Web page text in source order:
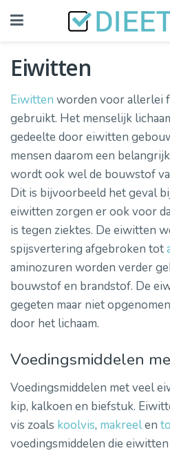
Eiwitten
Eiwitten worden voor allerlei
gebruikt. Het menselijk
gedeelte door eiwitten
mensen daarom een
wordt ook wel de bouwstof
Dit is bijvoorbeeld het geval
eiwitten zorgen er ook voor
is tegen ziektes. De eiwitten
spijsvertering afgebroken tot
aminozuren worden verder
bouwstof en brandstof. De
gegeten maar niet
door het lichaam.
Voedingsmiddelen
Voedingsmiddelen met veel
kip, kalkoen en biefstuk.
vis zoals koolvis, makreelen
voedingsmiddelen die